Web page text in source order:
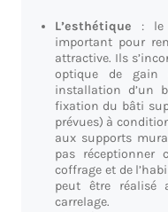
L’esthétique : le
important pour
attractive. Ils
optique de gain
installation d’un
fixation du bâti
prévues) à
aux supports
pas réceptionner
coffrage et de
peut être réalisé
carrelage.